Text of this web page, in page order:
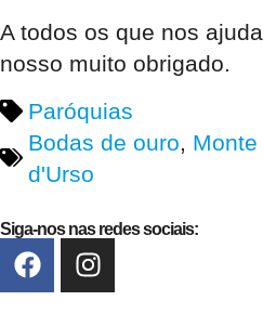
A todos os que nos
nosso muito obrigado.
Paróquias
Bodas de ouro, Monte
d'Urso
Siga-nos nas redes sociais: